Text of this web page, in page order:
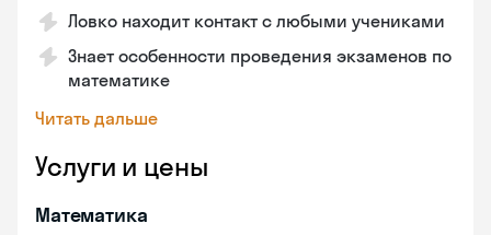
Ловко находит контакт с любыми учениками
Знает особенности проведения экзаменов по
математике
Читать дальше
Услуги и цены
Математика